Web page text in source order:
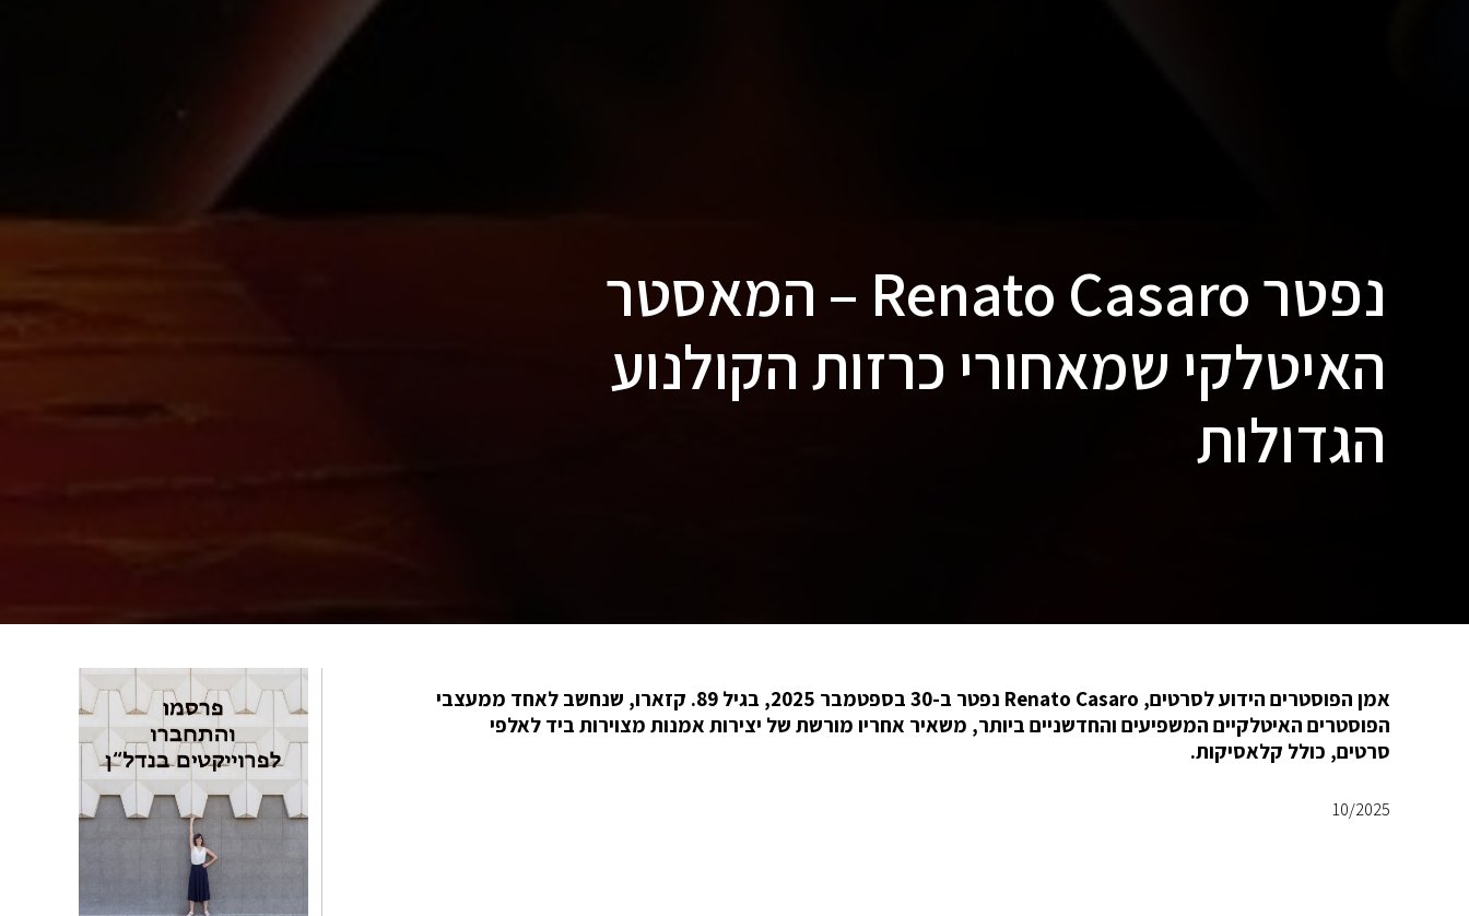
נפטר Renato Casaro – המאסטר
האיטלקי שמאחורי כרזות הקולנוע
הגדולות
אמן הפוסטרים הידוע לסרטים, Renato Casaro נפטר ב-30 בספטמבר 2025, בגיל 89. קזארו, שנחשב לאחד ממעצבי
הפוסטרים האיטלקיים המשפיעים והחדשניים ביותר, משאיר אחריו מורשת של יצירות אמנות מצוירות ביד לאלפי
סרטים, כולל קלאסיקות.
10/2025